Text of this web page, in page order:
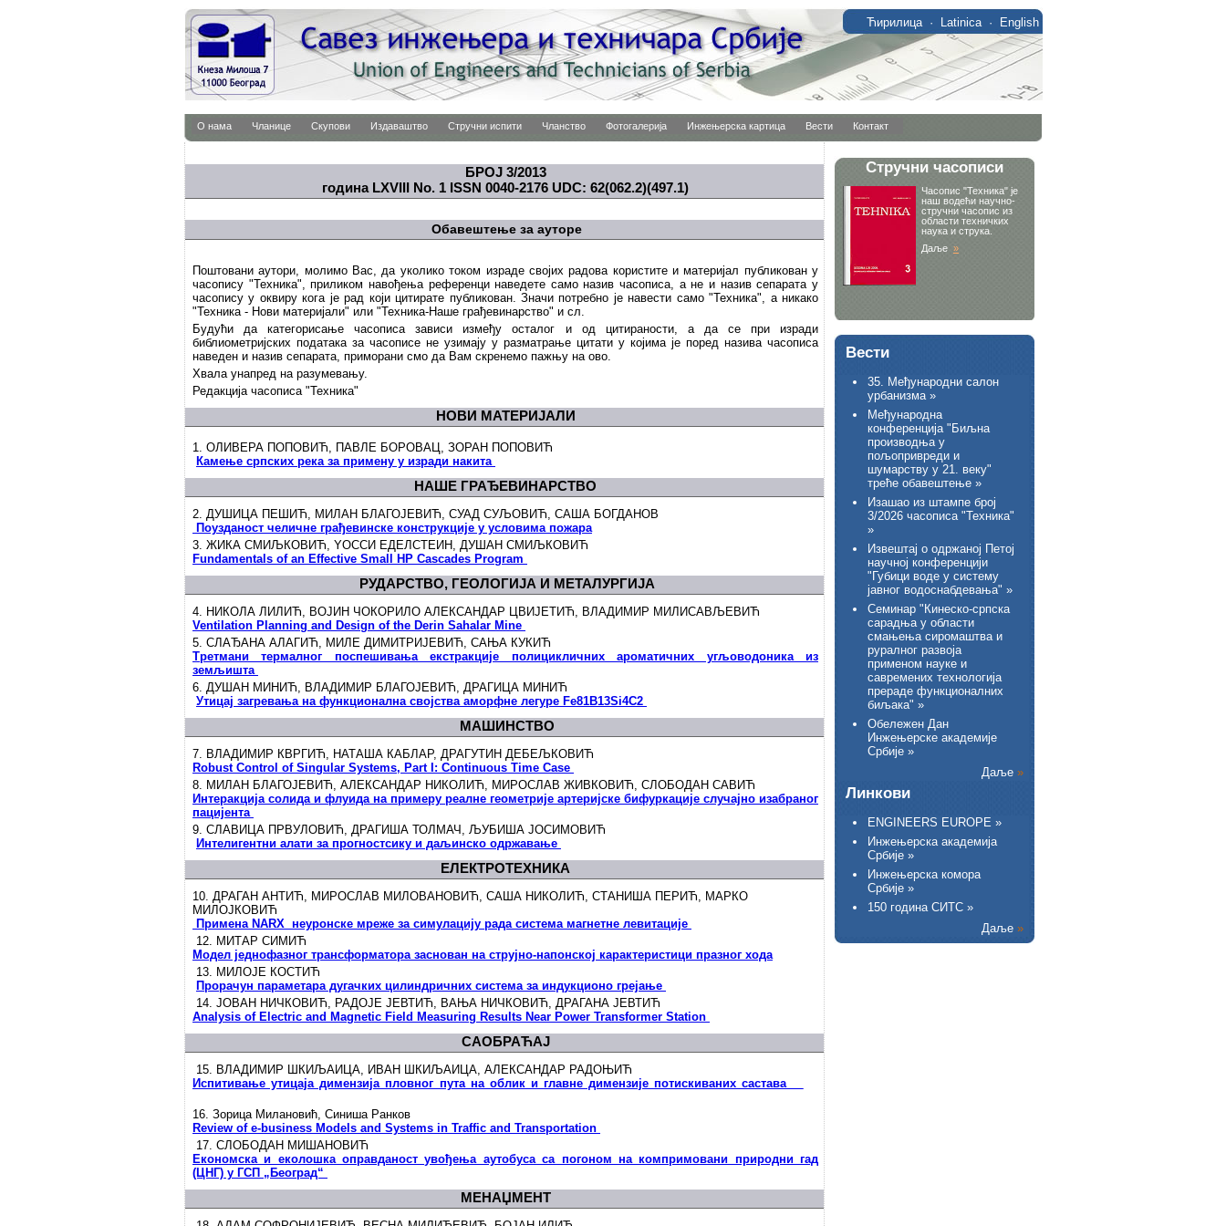
Ћирилица· Latinica· English
О нама Чланице Скупови Издаваштво Стручни испити Чланство Фотогалерија Инжењерска картица Вести Контакт
БРОЈ 3/2013
година LXVIII No. 1 ISSN 0040-2176 UDC: 62(062.2)(497.1)
Обавештење за ауторе
Поштовани аутори, молимо Вас, да уколико током израде својих радова користите и материјал публикован у
часопису "Техника", приликом навођења референци наведете само назив часописа, а не и назив сепарата у
часопису у оквиру кога је рад који цитирате публикован. Значи потребно је навести само "Техника", а никако
"Техника - Нови материјали" или "Техника-Наше грађевинарство" и сл.
Будући да категорисање часописа зависи између осталог и од цитираности, а да се при изради
библиометријских података за часописе не узимају у разматрање цитати у којима је поред назива часописа
наведен и назив сепарата, приморани смо да Вам скренемо пажњу на ово.
Хвала унапред на разумевању.
Редакција часописа "Техника"
НОВИ МАТЕРИЈАЛИ
1. ОЛИВЕРА ПОПОВИЋ, ПАВЛЕ БОРОВАЦ, ЗОРАН ПОПОВИЋ
Камење српских река за примену у изради накита
НАШЕ ГРАЂЕВИНАРСТВО
2. ДУШИЦА ПЕШИЋ, МИЛАН БЛАГОЈЕВИЋ, СУАД СУЉОВИЋ, САША БОГДАНОВ
Поузданост челичне грађевинске конструкције у условима пожара
3. ЖИКА СМИЉКОВИЋ, YОССИ ЕДЕЛСТЕИН, ДУШАН СМИЉКОВИЋ
Fundamentals of an Effective Small HP Cascades Program
РУДАРСТВО, ГЕОЛОГИЈА И МЕТАЛУРГИЈА
4. НИКОЛА ЛИЛИЋ, ВОЈИН ЧОКОРИЛО АЛЕКСАНДАР ЦВИЈЕТИЋ, ВЛАДИМИР МИЛИСАВЉЕВИЋ
Ventilation Planning and Design of the Derin Sahalar Mine
5. СЛАЂАНА АЛАГИЋ, МИЛЕ ДИМИТРИЈЕВИЋ, САЊА КУКИЋ
Третмани термалног поспешивања екстракције полицикличних ароматичних угљоводоника из
земљишта
6. ДУШАН МИНИЋ, ВЛАДИМИР БЛАГОЈЕВИЋ, ДРАГИЦА МИНИЋ
Утицај загревања на функционална својства аморфне легуре Fe81B13Si4C2
МАШИНСТВО
7. ВЛАДИМИР КВРГИЋ, НАТАША КАБЛАР, ДРАГУТИН ДЕБЕЉКОВИЋ
Robust Control of Singular Systems, Part I: Continuous Time Case
8. МИЛАН БЛАГОЈЕВИЋ, АЛЕКСАНДАР НИКОЛИЋ, МИРОСЛАВ ЖИВКОВИЋ, СЛОБОДАН САВИЋ
Интеракција солида и флуида на примеру реалне геометрије артеријске бифуркације случајно изабраног
пацијента
9. СЛАВИЦА ПРВУЛОВИЋ, ДРАГИША ТОЛМАЧ, ЉУБИША ЈОСИМОВИЋ
Интелигентни алати за прогностсику и даљинско одржавање
ЕЛЕКТРОТЕХНИКА
10. ДРАГАН АНТИЋ, МИРОСЛАВ МИЛОВАНОВИЋ, САША НИКОЛИЋ, СТАНИША ПЕРИЋ, МАРКО
МИЛОЈКОВИЋ
Примена NARX неуронске мреже за симулацију рада система магнетне левитације
12. МИТАР СИМИЋ
Модел једнофазног трансформатора заснован на струјно-напонској карактеристици празног хода
13. МИЛОЈЕ КОСТИЋ
Прорачун параметара дугачких цилиндричних система за индукционо грејање
14. ЈОВАН НИЧКОВИЋ, РАДОЈЕ ЈЕВТИЋ, ВАЊА НИЧКОВИЋ, ДРАГАНА ЈЕВТИЋ
Analysis of Electric and Magnetic Field Measuring Results Near Power Transformer Station
САОБРАЋАЈ
15. ВЛАДИМИР ШКИЉАИЦА, ИВАН ШКИЉАИЦА, АЛЕКСАНДАР РАДОЊИЋ
Испитивање утицаја димензија пловног пута на облик и главне димензије потискиваних састава
16. Зорица Милановић, Синиша Ранков
Review of e-business Models and Systems in Traffic and Transportation
17. СЛОБОДАН МИШАНОВИЋ
Економска и еколошка оправданост увођења аутобуса са погоном на компримовани природни гад
(ЦНГ) у ГСП „Београд“
МЕНАЏМЕНТ
Вести
35. Међународни салон
урбанизма »
Међународна
конференција "Биљна
производња у
пољопривреди и
шумарству у 21. веку"
треће обавештење »
Изашао из штампе број
3/2026 часописа "Техника"
»
Извештај о одржаној Петој
научној конференцији
"Губици воде у систему
јавног водоснабдевања" »
Семинар "Кинеско-српска
сарадња у области
смањења сиромаштва и
руралног развоја
применом науке и
савремених технологија
прераде функционалних
биљака" »
Обележен Дан
Инжењерске академије
Србије »
Даље »
Линкови
ENGINEERS EUROPE »
Инжењерска академија
Србије »
Инжењерска комора
Србије »
150 година СИТС »
Даље »